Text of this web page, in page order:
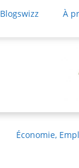
Blogswizz À
Économie,